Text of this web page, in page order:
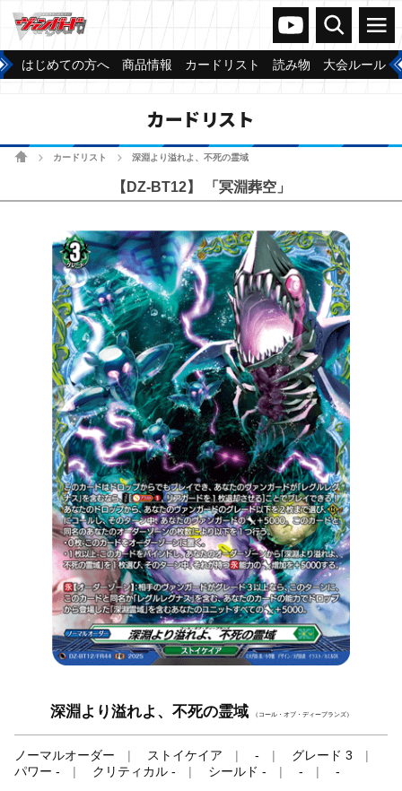
ヴァンガードch
検索 メニュー
はじめての方へ 商品情報 カードリスト 読み物 大会ルール
カードリスト
ホームカードリスト 深淵より溢れよ、不死の霊域
【DZ-BT12】 「冥淵葬空」
深淵より溢れよ、不死の霊域 （コール・オブ・ディープランズ）
ノーマルオーダー ストイケイア -
グレード 3
パワー -
クリティカル - シールド - - -